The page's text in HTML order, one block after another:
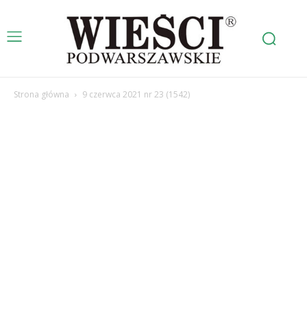
Strona główna 9 czerwca 2021 nr 23 (1542)